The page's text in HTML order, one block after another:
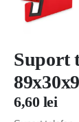
Suport
6,60 lei